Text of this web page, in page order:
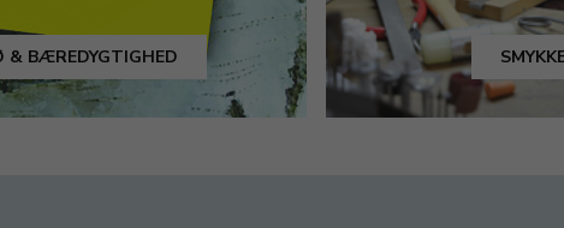
& BÆREDYGTIGHED